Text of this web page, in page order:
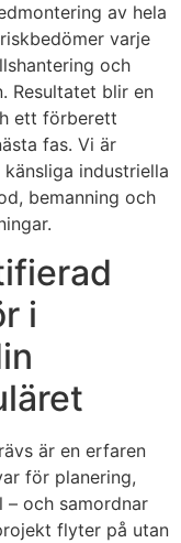
av hela
varje
och
Resultatet blir en
ett förberett
fas. Vi är
industriella
bemanning och
i
är en erfaren
för planering,
– och samordnar
flyter på utan